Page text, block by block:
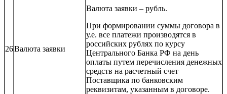
26Валюта заявки
Валюта заявки – рубль.
При формировании суммы договора в
у.е. все платежи производятся в
российских рублях по курсу
Центрального Банка РФ на день
оплаты путем перечисления денежных
средств на расчетный счет
Поставщика по банковским
реквизитам, указанным в договоре.